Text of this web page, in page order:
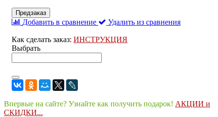
Предзаказ
Добавить в сравнение Удалить из сравнения
Как сделать заказ: ИНСТРУКЦИЯ
Выбрать
Впервые на сайте? Узнайте как получить подарок! АКЦИИ и
СКИДКИ...